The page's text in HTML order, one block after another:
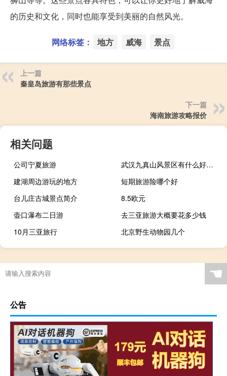
的历史和文化，同时也能享受到美丽的自然风光。
网络标签： 地方 威海 景点
上一篇
秦皇岛旅游有那些景点
下一篇
海南旅游攻略报价
相关问题
公司宁夏旅游
武汉九真山风景区有什么好玩的
建湖周边游玩的地方
短期旅游险哪个好
台儿庄古城景点简介
8.5欧元
壶口瀑布二日游
去三亚旅游大概要花多少钱
10月三亚旅行
北京野生动物园几个
☚
公告